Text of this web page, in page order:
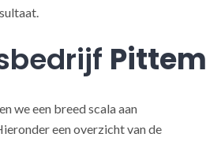
Pittem
we een breed scala aan
een overzicht van de